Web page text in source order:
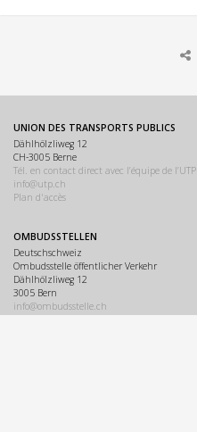
UNION DES TRANSPORTS PUBLICS
Dählhölzliweg 12
CH-3005 Berne
Tél. en contact direct avec l’équipe de l’UTP
info@utp.ch
Plan d'accès
OMBUDSSTELLEN
Deutschschweiz
Ombudsstelle öffentlicher Verkehr
Dählhölzliweg 12
3005 Bern
info@ombudsstelle.ch